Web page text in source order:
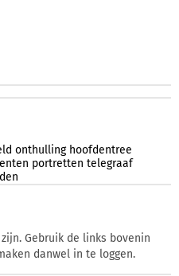
onthulling hoofdentree
portretten telegraaf
Gebruik de links bovenin
danwel in te loggen.